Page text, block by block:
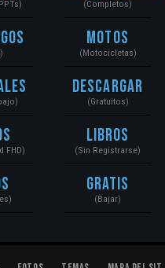
FHD)
(Completos)
Motos
(Motocicletas)
Descargar
(Gratuitos)
Libros
(Sin Registrarse)
Gratis
(Bajar)